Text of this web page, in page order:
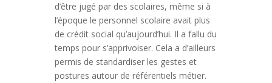
d’être jugé par des scolaires, même si à
l’époque le personnel scolaire avait plus
de crédit social qu’aujourd’hui. Il a fallu du
temps pour s’apprivoiser. Cela a d’ailleurs
permis de standardiser les gestes et
postures autour de référentiels métier.